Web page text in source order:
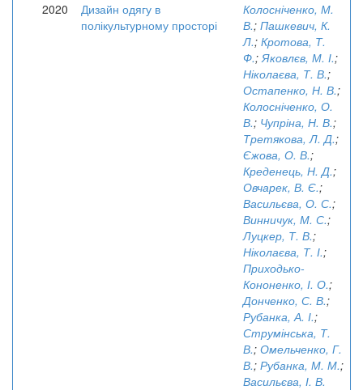
2020
Дизайн одягу в
полікультурному просторі
Колосніченко, М.
В.; Пашкевич, К.
Л.; Кротова, Т.
Ф.;Яковлєв, М. І.;
Ніколаєва, Т. В.;
Остапенко, Н. В.;
Колосніченко, О.
В.; Чупріна, Н. В.;
Третякова, Л. Д.;
Єжова, О. В.;
Креденець, Н. Д.;
Овчарек, В. Є.;
Васильєва, О. С.;
Винничук, М. С.;
Луцкер, Т. В.;
Ніколаєва, Т. І.;
Приходько-
Кононенко, І. О.;
Донченко, С. В.;
Рубанка, А. І.;
Струмінська, Т.
В.; Омельченко, Г.
В.; Рубанка, М. М.;
Васильєва, І. В.